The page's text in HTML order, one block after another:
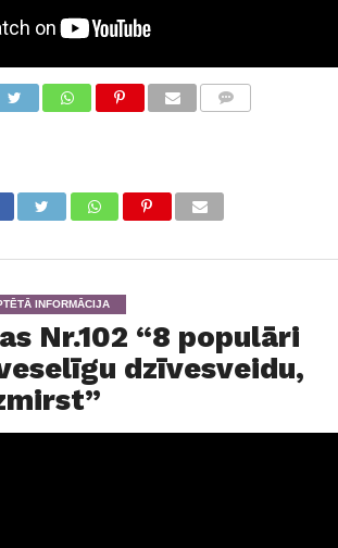
INFORMĀCIJA
Nr.102 “8 populāri
dzīvesveidu,